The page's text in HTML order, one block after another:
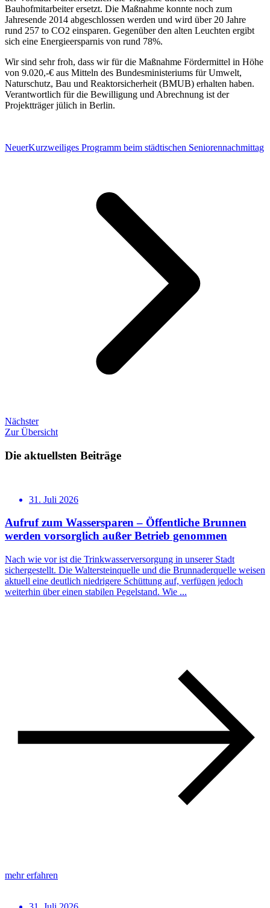
Bauhofmitarbeiter ersetzt. Die Maßnahme konnte noch zum
Jahresende 2014 abgeschlossen werden und wird über 20 Jahre
rund 257 to CO2 einsparen. Gegenüber den alten Leuchten ergibt
sich eine Energieersparnis von rund 78%.
Wir sind sehr froh, dass wir für die Maßnahme Fördermittel in Höhe
von 9.020,-€ aus Mitteln des Bundesministeriums für Umwelt,
Naturschutz, Bau und Reaktorsicherheit (BMUB) erhalten haben.
Verantwortlich für die Bewilligung und Abrechnung ist der
Projektträger jülich in Berlin.
NeuerKurzweiliges Programm beim städtischen Seniorennachmittag
Nächster
Zur Übersicht
Die aktuellsten Beiträge
31. Juli 2026
Aufruf zum Wassersparen – Öffentliche Brunnen
werden vorsorglich außer Betrieb genommen
Nach wie vor ist die Trinkwasserversorgung in unserer Stadt
sichergestellt. Die Waltersteinquelle und die Brunnaderquelle weisen
aktuell eine deutlich niedrigere Schüttung auf, verfügen jedoch
weiterhin über einen stabilen Pegelstand. Wie ...
mehr erfahren